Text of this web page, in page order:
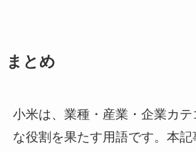
まとめ
小米は、業種・産業・企業カ
な役割を果たす用語です。本